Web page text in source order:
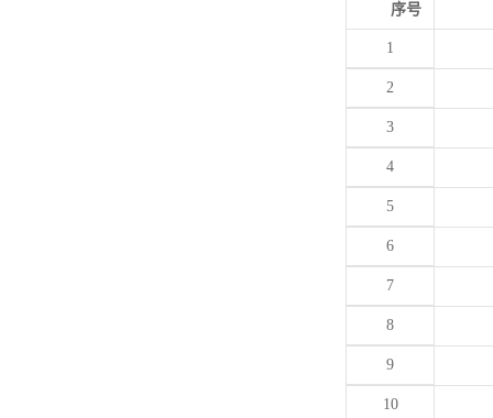
序号
1
2
3
4
5
6
7
8
9
10